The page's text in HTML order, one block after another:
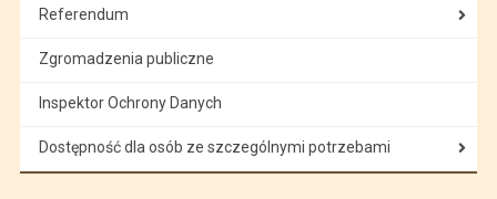
Referendum
Zgromadzenia publiczne
Inspektor Ochrony Danych
Dostępność dla osób ze szczególnymi potrzebami